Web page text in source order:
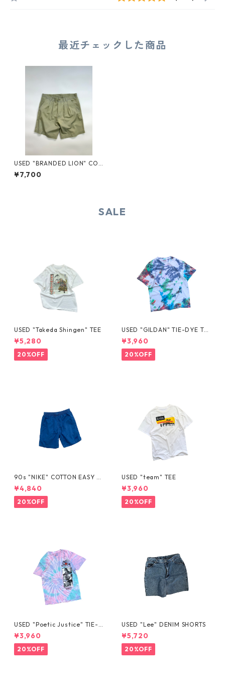
最近チェックした商品
USED "BRANDED LION" COT
TON POLY SHORTS
¥7,700
SALE
USED "Takeda Shingen" TEE
¥5,280
20%OFF
USED "GILDAN" TIE-DYE TE
E
¥3,960
20%OFF
90s "NIKE" COTTON EASY S
HORTS
¥4,840
20%OFF
USED "team" TEE
¥3,960
20%OFF
USED "Poetic Justice" TIE-D
YE TEE
¥3,960
20%OFF
USED "Lee" DENIM SHORTS
¥5,720
20%OFF